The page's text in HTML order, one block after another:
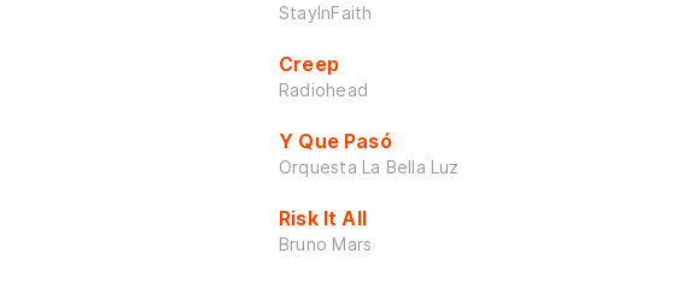
StayInFaith
Creep
Radiohead
Y Que Pasó
Orquesta La Bella Luz
Risk It All
Bruno Mars